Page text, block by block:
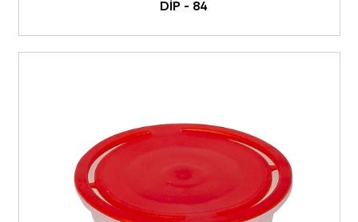
DİP - 84